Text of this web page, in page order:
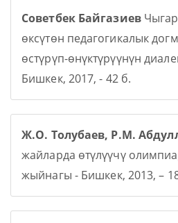
Советбек Байгазиев
өксүтөн педагогикалык
өстүрүп-өнүктүрүүнүн
Бишкек, 2017, - 42 б.
Ж.О. Толубаев, Р.М.
жайларда өтүлүүчү
жыйнагы - Бишкек, 2013, –